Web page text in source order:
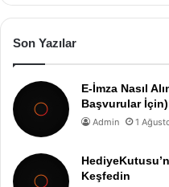
Son Yazılar
E-İmza Nasıl
Başvurular İçin)
Admin 1
Keşfedin